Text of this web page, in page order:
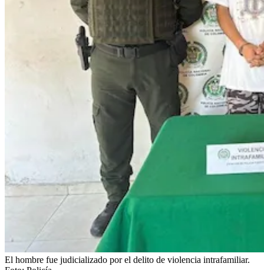
El hombre fue judicializado por el delito de violencia intrafamiliar.